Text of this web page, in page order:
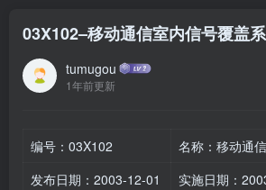
03X102–移动通信室内信号覆盖
tumugou
1年前更新
编号：03X102
名称：移动通
发布日期：2003-12-01
实施日期：